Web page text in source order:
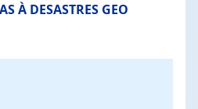
À DESASTRES GEO